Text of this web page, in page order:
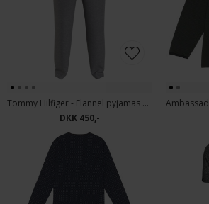
Tommy Hilfiger - Flannel pyjamas pants | Natbukser Grey
DKK 450,-